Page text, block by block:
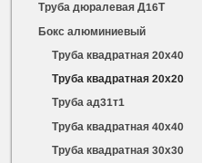
Труба дюралевая Д16Т
Бокс алюминиевый
Труба квадратная 20х40
Труба квадратная 20х20
Труба ад31т1
Труба квадратная 40х40
Труба квадратная 30х30